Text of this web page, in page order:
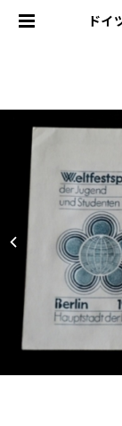
ドイ